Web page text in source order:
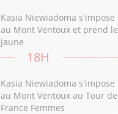
Kasia Niewiadoma s'impose
au Mont Ventoux et prend le
jaune
18H
Kasia Niewiadoma s'impose
au Mont Ventoux au Tour de
France Femmes